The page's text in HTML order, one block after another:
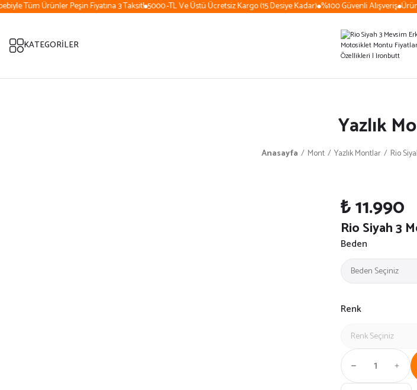
Tüm Ürünler Peşin Fiyatına 3 Taksit! 5000.-TL Ve Üstü Ücretsiz Kargo (15 Desiye Kadar) %100 Güvenli Alışveriş
KATEGORİLER
Yazlık
Anasayfa Mont Yazlık Montlar Rio
Rio Siyah 3
₺ 11.990
Beden
Renk